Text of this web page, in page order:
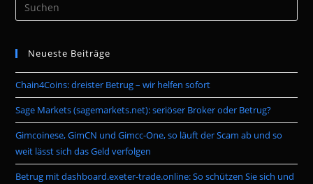
the
Neueste Beiträge
Chain4Coins: dreister Betrug – wir helfen sofort
Sage Markets (sagemarkets.net): seriöser Broker oder Betrug?
Gimcoinese, GimCN und Gimcc-One, so läuft der Scam ab und so
weit lässt sich das Geld verfolgen
Betrug mit dashboard.exeter-trade.online: So schützen Sie sich und